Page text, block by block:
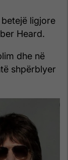
ligjore
Heard.
dhe në
shpërblyer